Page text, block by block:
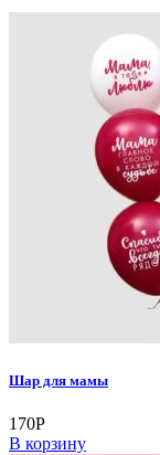
Шар для мамы
170Р
В корзину